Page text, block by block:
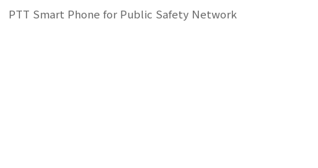
PTT Smart Phone for Public Safety Network